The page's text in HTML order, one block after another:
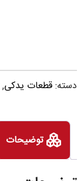
دسته:قطعات یدکی,
توضیحات